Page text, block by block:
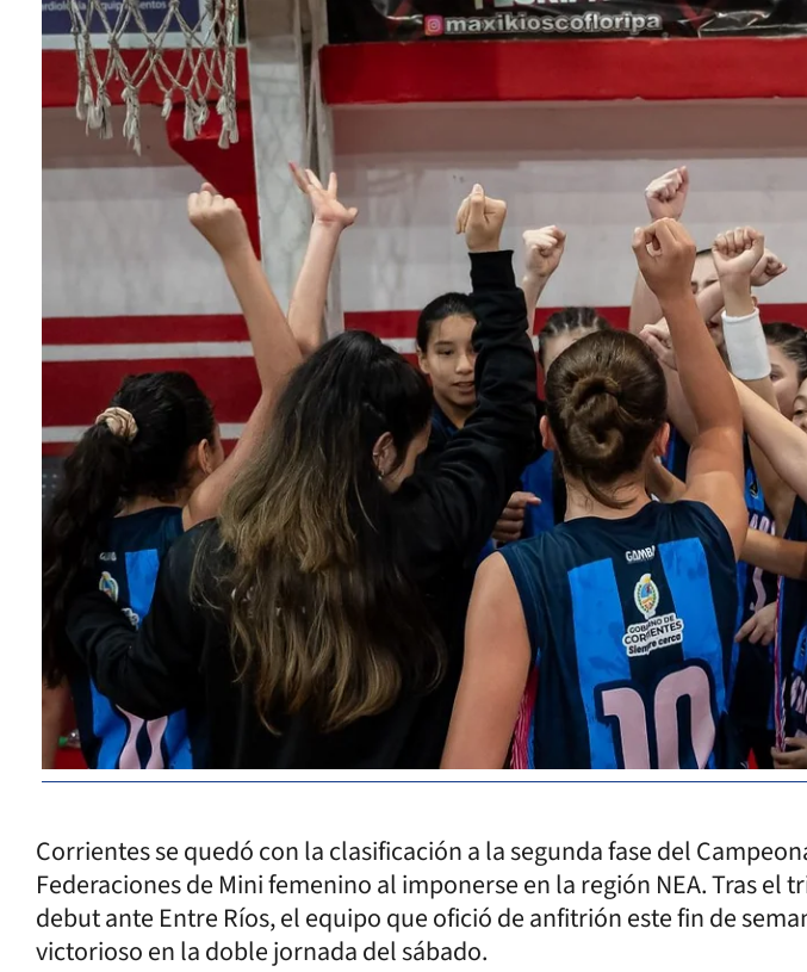
Corrientes se quedó con la clasificación a la segunda fase del
Federaciones de Mini femenino al imponerse en la región NEA. Tras el
debut ante Entre Ríos, el equipo que ofició de anfitrión este fin de
victorioso en la doble jornada del sábado.